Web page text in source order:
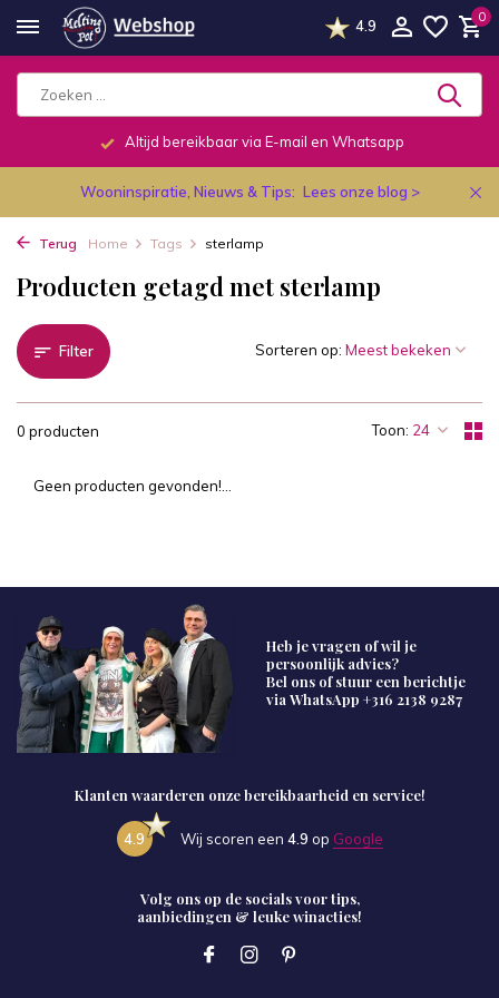
4.9
0
Altijd bereikbaar via E-mail en Whatsapp
Wooninspiratie, Nieuws & Tips: Lees onze blog >
Terug Home Tags sterlamp
Producten getagd met sterlamp
Filter
0 producten Toon:
Sorteren op:
Geen producten gevonden!...
Heb je vragen of wil je
persoonlijk advies?
Bel ons of stuur een berichtje
via WhatsApp +316 2138 9287
Klanten waarderen onze bereikbaarheid en service!
4.9 Wij scoren een 4.9 op Google
Volg ons op de socials voor tips,
aanbiedingen & leuke winacties!